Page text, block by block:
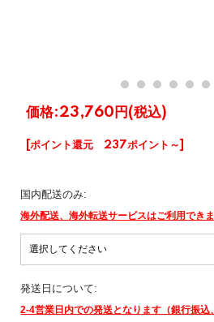
価格:23,760円 (税込)
[ポイント還元 237ポイント～]
国内配送のみ:
海外配送、海外転送サービスはご利用できま
発送日について:
2-4営業日内での発送となります（銀行振込